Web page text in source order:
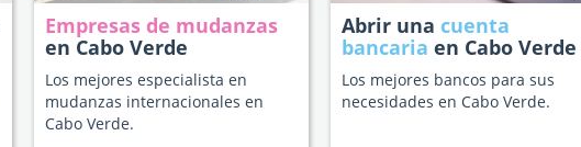
Empresas de mudanzas
en Cabo Verde
Los mejores especialista en
mudanzas internacionales en
Cabo Verde.
Abrir una cuenta
bancaria en Cabo Verde
Los mejores bancos para sus
necesidades en Cabo Verde.